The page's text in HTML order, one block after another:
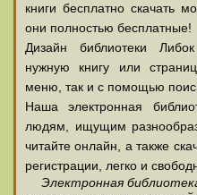
книги бесплатно скачать
они полностью бесплатные!
Дизайн библиотеки
нужную книгу или
меню, так и с помощью
Наша электронная
людям, ищущим
читайте онлайн, а также
регистрации, легко и
Электронная